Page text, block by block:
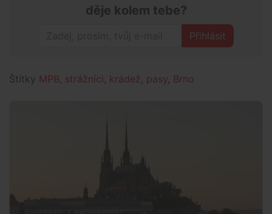
děje kolem tebe?
Přihlásit
Štítky MPB strážníci krádež pasy Brno